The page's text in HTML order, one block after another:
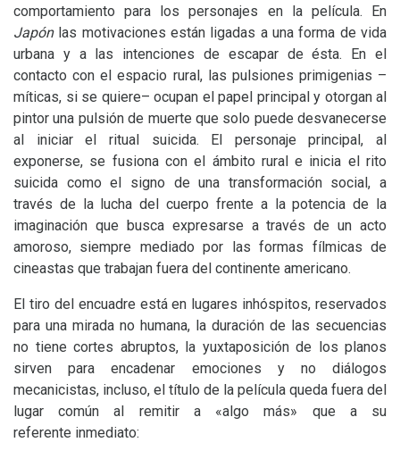
comportamiento para los personajes en la película. En
Japón las motivaciones están ligadas a una forma de vida
urbana y a las intenciones de escapar de ésta. En el
contacto con el espacio rural, las pulsiones primigenias –
míticas, si se quiere– ocupan el papel principal y otorgan al
pintor una pulsión de muerte que solo puede desvanecerse
al iniciar el ritual suicida. El personaje principal, al
exponerse, se fusiona con el ámbito rural e inicia el rito
suicida como el signo de una transformación social, a
través de la lucha del cuerpo frente a la potencia de la
imaginación que busca expresarse a través de un acto
amoroso, siempre mediado por las formas fílmicas de
cineastas que trabajan fuera del continente americano.
El tiro del encuadre está en lugares inhóspitos, reservados
para una mirada no humana, la duración de las secuencias
no tiene cortes abruptos, la yuxtaposición de los planos
sirven para encadenar emociones y no diálogos
mecanicistas, incluso, el título de la película queda fuera del
lugar común al remitir a «algo más» que a su
referente inmediato: